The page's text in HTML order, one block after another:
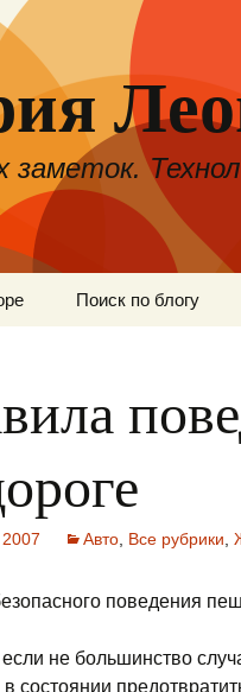
Поиск по блогу
Авто Все рубрики
поведения
не большинство
состоянии